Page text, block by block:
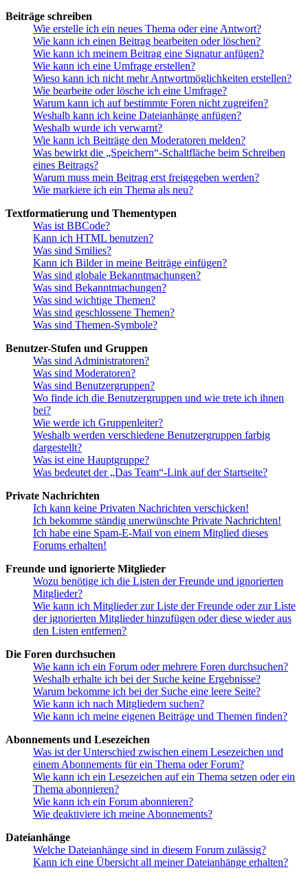
Beiträge schreiben
Wie erstelle ich ein neues Thema oder eine Antwort?
Wie kann ich einen Beitrag bearbeiten oder löschen?
Wie kann ich meinem Beitrag eine Signatur anfügen?
Wie kann ich eine Umfrage erstellen?
Wieso kann ich nicht mehr Antwortmöglichkeiten erstellen?
Wie bearbeite oder lösche ich eine Umfrage?
Warum kann ich auf bestimmte Foren nicht zugreifen?
Weshalb kann ich keine Dateianhänge anfügen?
Weshalb wurde ich verwarnt?
Wie kann ich Beiträge den Moderatoren melden?
Was bewirkt die „Speichern“-Schaltfläche beim Schreiben
eines Beitrags?
Warum muss mein Beitrag erst freigegeben werden?
Wie markiere ich ein Thema als neu?
Textformatierung und Thementypen
Was ist BBCode?
Kann ich HTML benutzen?
Was sind Smilies?
Kann ich Bilder in meine Beiträge einfügen?
Was sind globale Bekanntmachungen?
Was sind Bekanntmachungen?
Was sind wichtige Themen?
Was sind geschlossene Themen?
Was sind Themen-Symbole?
Benutzer-Stufen und Gruppen
Was sind Administratoren?
Was sind Moderatoren?
Was sind Benutzergruppen?
Wo finde ich die Benutzergruppen und wie trete ich ihnen
bei?
Wie werde ich Gruppenleiter?
Weshalb werden verschiedene Benutzergruppen farbig
dargestellt?
Was ist eine Hauptgruppe?
Was bedeutet der „Das Team“-Link auf der Startseite?
Private Nachrichten
Ich kann keine Privaten Nachrichten verschicken!
Ich bekomme ständig unerwünschte Private Nachrichten!
Ich habe eine Spam-E-Mail von einem Mitglied dieses
Forums erhalten!
Freunde und ignorierte Mitglieder
Wozu benötige ich die Listen der Freunde und ignorierten
Mitglieder?
Wie kann ich Mitglieder zur Liste der Freunde oder zur Liste
der ignorierten Mitglieder hinzufügen oder diese wieder aus
den Listen entfernen?
Die Foren durchsuchen
Wie kann ich ein Forum oder mehrere Foren durchsuchen?
Weshalb erhalte ich bei der Suche keine Ergebnisse?
Warum bekomme ich bei der Suche eine leere Seite?
Wie kann ich nach Mitgliedern suchen?
Wie kann ich meine eigenen Beiträge und Themen finden?
Abonnements und Lesezeichen
Was ist der Unterschied zwischen einem Lesezeichen und
einem Abonnements für ein Thema oder Forum?
Wie kann ich ein Lesezeichen auf ein Thema setzen oder ein
Thema abonnieren?
Wie kann ich ein Forum abonnieren?
Wie deaktiviere ich meine Abonnements?
Dateianhänge
Welche Dateianhänge sind in diesem Forum zulässig?
Kann ich eine Übersicht all meiner Dateianhänge erhalten?